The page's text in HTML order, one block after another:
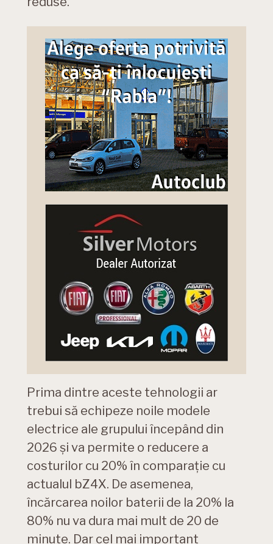
Prima dintre aceste tehnologii ar
trebui să echipeze noile modele
electrice ale grupului începând din
2026 și va permite o reducere a
costurilor cu 20% în comparație cu
actualul bZ4X. De asemenea,
încărcarea noilor baterii de la 20% la
80% nu va dura mai mult de 20 de
minute. Dar cel mai important